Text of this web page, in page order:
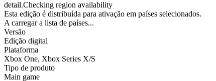
detail.Checking region availability
Esta edição é distribuída para ativação em países selecionados.
A carregar a lista de países...
Versão
Edição digital
Plataforma
Xbox One, Xbox Series X/S
Tipo de produto
Main game